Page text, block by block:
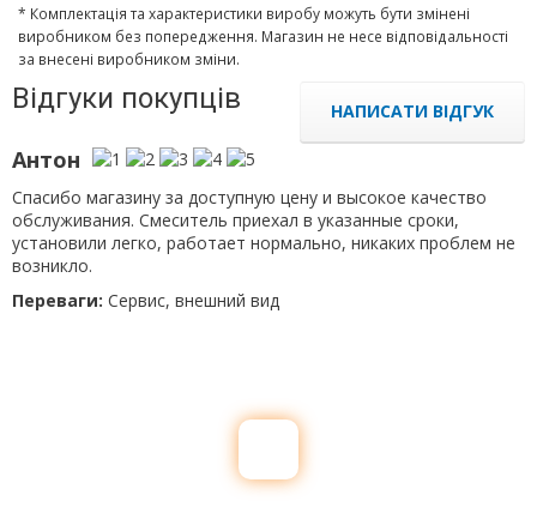
* Комплектація та характеристики виробу можуть бути змінені
виробником без попередження. Магазин не несе відповідальності
за внесені виробником зміни.
Відгуки покупців НАПИСАТИ ВІДГУК
Антон
Спасибо магазину за доступную цену и высокое качество
обслуживания. Смеситель приехал в указанные сроки,
установили легко, работает нормально, никаких проблем не
возникло.
Переваги: Сервис, внешний вид